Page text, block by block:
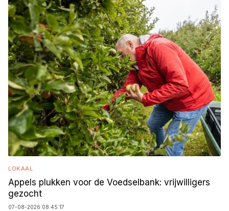
LOKAAL
Appels plukken voor de Voedselbank: vrijwilligers
gezocht
07-08-2026 08:45:17